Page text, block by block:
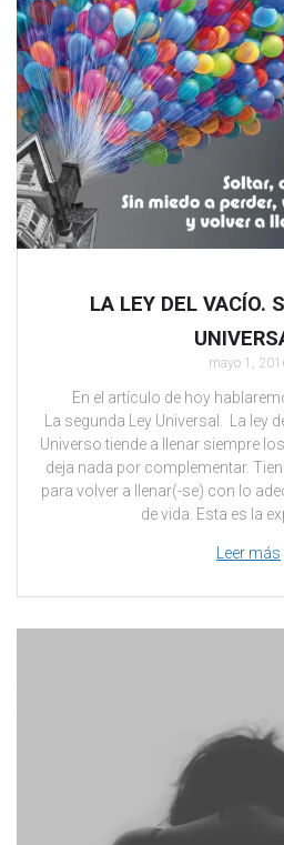
LA LEY DEL VACÍO.
mayo 1,
En el artículo de hoy
La segunda Ley Universal. La ley
Universo tiende a llenar siempre
deja nada por complementar.
para volver a llenar(-se) con lo
de vida. Esta es la
Leer más